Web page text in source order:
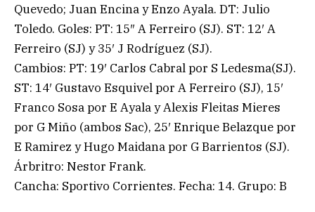
Quevedo; Juan Encina y Enzo Ayala. DT: Julio
Toledo. Goles: PT: 15″ A Ferreiro (SJ). ST: 12′ A
Ferreiro (SJ) y 35′ J Rodríguez (SJ).
Cambios: PT: 19′ Carlos Cabral por S Ledesma(SJ).
ST: 14′ Gustavo Esquivel por A Ferreiro (SJ), 15′
Franco Sosa por E Ayala y Alexis Fleitas Mieres
por G Miño (ambos Sac), 25′ Enrique Belazque por
E Ramirez y Hugo Maidana por G Barrientos (SJ).
Árbritro: Nestor Frank.
Cancha: Sportivo Corrientes. Fecha: 14. Grupo: B